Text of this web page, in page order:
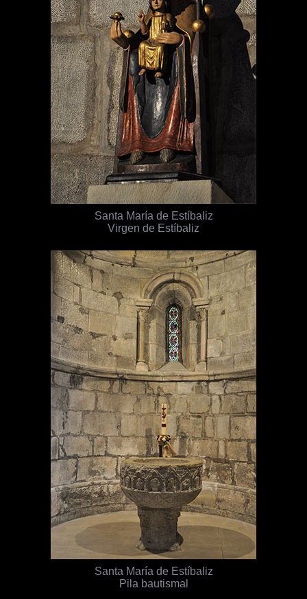
Santa María de Estíbaliz
Virgen de Estíbaliz
Santa María de Estíbaliz
Pila bautismal